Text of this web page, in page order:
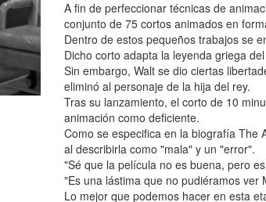
A fin de perfeccionar técnicas de
conjunto de 75 cortos animados en
Dentro de estos pequeños trabajos se
Dicho corto adapta la leyenda griega
Sin embargo, Walt se dio ciertas
eliminó al personaje de la hija del rey.
Tras su lanzamiento, el corto de 10
animación como deficiente.
Como se especifica en la biografía The
al describirla como "mala" y un "error".
"Sé que la película no es buena, pero
"Es una lástima que no pudiéramos
Lo mejor que podemos hacer en esta